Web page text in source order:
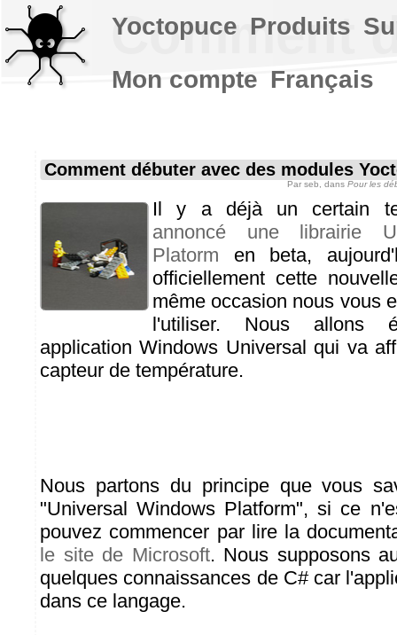
Comment
Comment débuter avec des modules
Par seb , dans Pour les
Il y a déjà un certain
annoncé une librairie
Platorm en beta,
officiellement cette
même occasion nous vous
l'utiliser. Nous allons
application Windows Universal qui va
capteur de température.
Nous partons du principe que vous
"Universal Windows Platform", si ce
pouvez commencer par lire la
le site de Microsoft. Nous supposons
quelques connaissances de C# car
dans ce langage.
Yoctopuce Produits
Mon compte Français